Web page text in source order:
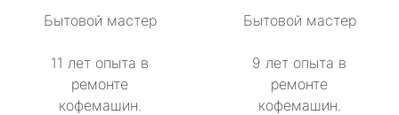
Бытовой мастер
11 лет опыта в
ремонте
кофемашин.
Бытовой мастер
9 лет опыта в
ремонте
кофемашин.